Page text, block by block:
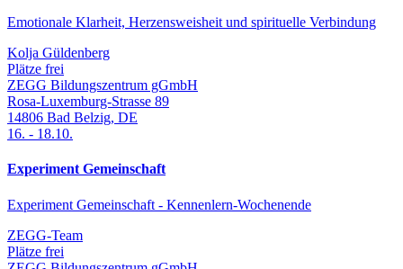
Emotionale Klarheit, Herzensweisheit und spirituelle Verbindung
Kolja Güldenberg
Plätze frei
ZEGG Bildungszentrum gGmbH
Rosa-Luxemburg-Strasse 89
14806 Bad Belzig, DE
16. - 18.10.
Experiment Gemeinschaft
Experiment Gemeinschaft - Kennenlern-Wochenende
ZEGG-Team
Plätze frei